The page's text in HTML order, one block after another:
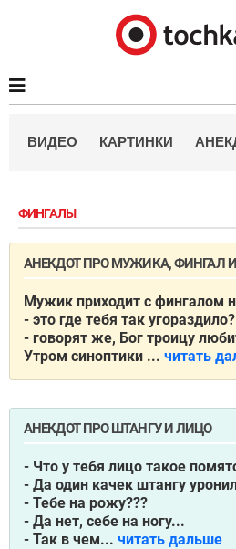
ВИДЕО КАРТИНКИ
ФИНГАЛЫ
АНЕКДОТ ПРО МУЖИКА, ФИНГАЛ
Мужик приходит с фингалом
- это где тебя так угораздило?
- говорят же, Бог троицу
Утром синоптики ... читать
АНЕКДОТ ПРО ШТАНГУ И ЛИЦО
- Что у тебя лицо такое
- Да один качек штангу
- Тебе на рожу???
- Да нет, себе на ногу...
- Так в чем... читать дальше